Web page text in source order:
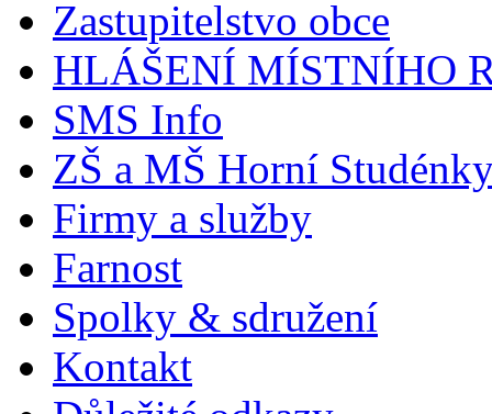
Zastupitelstvo obce
HLÁŠENÍ MÍSTNÍHO
SMS Info
ZŠ a MŠ Horní
Firmy a služby
Farnost
Spolky & sdružení
Kontakt